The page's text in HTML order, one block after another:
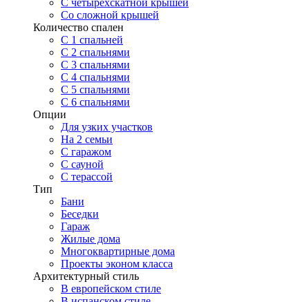
С четырехскатной крышей
Со сложной крышей
Количество спален
С 1 спальней
С 2 спальнями
С 3 спальнями
С 4 спальнями
С 5 спальнями
С 6 спальнями
Опции
Для узких участков
На 2 семьи
С гаражом
С сауной
С терассой
Тип
Бани
Беседки
Гараж
Жилые дома
Многоквартирные дома
Проекты эконом класса
Архитектурный стиль
В европейском стиле